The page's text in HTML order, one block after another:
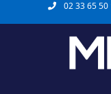
02 33 65 50